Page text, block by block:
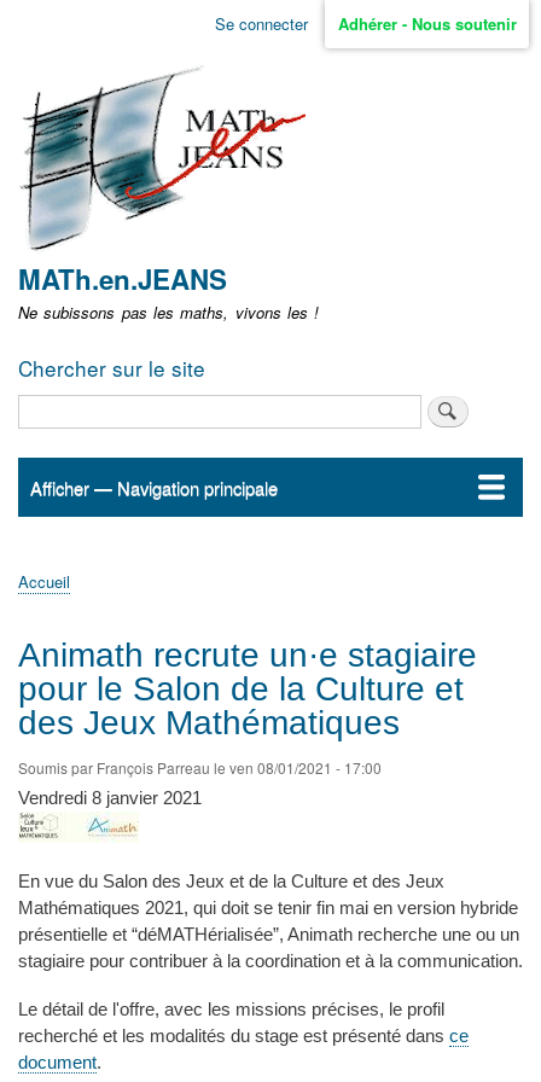
Aller
non
identifié
Se connecter Adhérer - Nous soutenir
MATh.en.JEANS
Ne subissons pas les maths, vivons les !
Chercher sur le site
Navigation
Afficher — Navigation principale
Accueil
ActualitésMATh.en.JEANS ?
Régions et Ateliers
Créer, gérer un atelier
Sujets/Publications
Congrès
d'Ariane
Accueil
Animath recrute un·e stagiaire
pour le Salon de la Culture et
des Jeux Mathématiques
Soumis par François Parreau le ven 08/01/2021 - 17:00
Vendredi 8 janvier 2021
En vue du Salon des Jeux et de la Culture et des Jeux
Mathématiques 2021, qui doit se tenir fin mai en version hybride
présentielle et “déMATHérialisée”, Animath recherche une ou un
stagiaire pour contribuer à la coordination et à la communication.
Le détail de l'offre, avec les missions précises, le profil
recherché et les modalités du stage est présenté dans ce
document.